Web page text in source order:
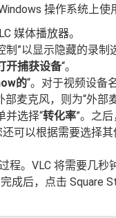
操作系统上使
媒体播放器。
制”以显示隐藏的录制
开捕获设备“。
的“。对于视频设备
部麦克风，则为“外部
并选择“转化率”。之
可以根据需要选择
程。VLC 将需要几秒
成后，点击 Square